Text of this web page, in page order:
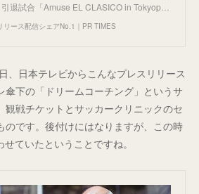
退試合「Amuse EL CLASICO in Tokyop…
リース配信シェアNo.1｜PR TIMES
、日本テレビからこんなプレスリリース
傘下の「ドリームコーチング」というサ
観戦チケットとサッカークリニックのセ
のです。後付けにはなりますが、この時
ていたということですね。